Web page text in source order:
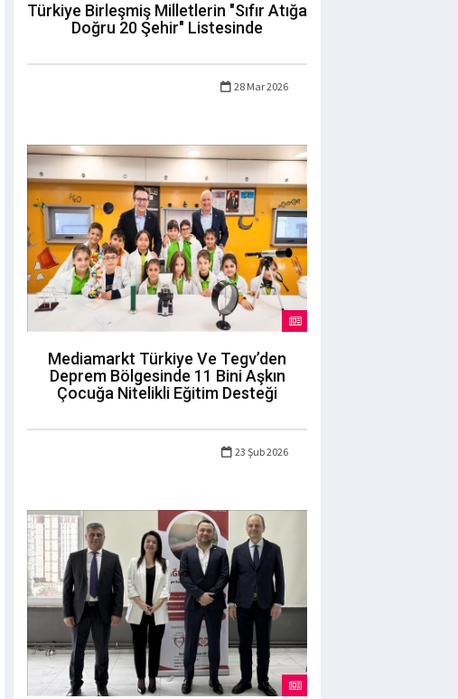
Türkiye Birleşmiş Milletlerin "Sıfır Atığa
Doğru 20 Şehir" Listesinde
28 Mar 2026
Mediamarkt Türkiye Ve Tegv’den
Deprem Bölgesinde 11 Bini Aşkın
Çocuğa Nitelikli Eğitim Desteği
23 Şub 2026